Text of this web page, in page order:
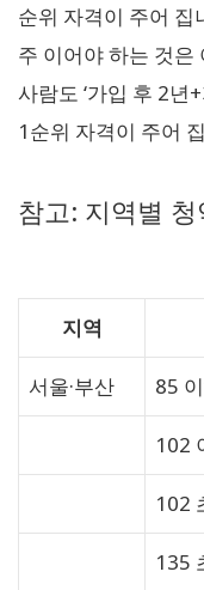
순위 자격이 주어 집
주 이어야 하는 것은
사람도 ‘가입 후 2년
1순위 자격이 주어
참고: 지역별
지역
서울·부산 85
102
102
135